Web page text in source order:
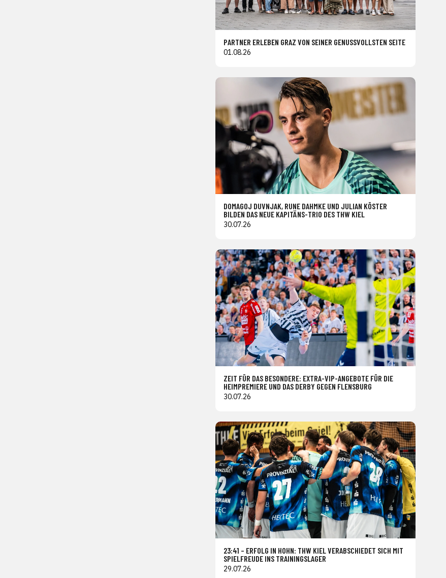
PARTNER ERLEBEN GRAZ VON SEINER GENUSSVOLLSTEN SEITE
01.08.26
DOMAGOJ DUVNJAK, RUNE DAHMKE UND JULIAN KÖSTER
BILDEN DAS NEUE KAPITÄNS-TRIO DES THW KIEL
30.07.26
ZEIT FÜR DAS BESONDERE: EXTRA-VIP-ANGEBOTE FÜR DIE
HEIMPREMIERE UND DAS DERBY GEGEN FLENSBURG
30.07.26
23:41 – ERFOLG IN HOHN: THW KIEL VERABSCHIEDET SICH MIT
SPIELFREUDE INS TRAININGSLAGER
29.07.26